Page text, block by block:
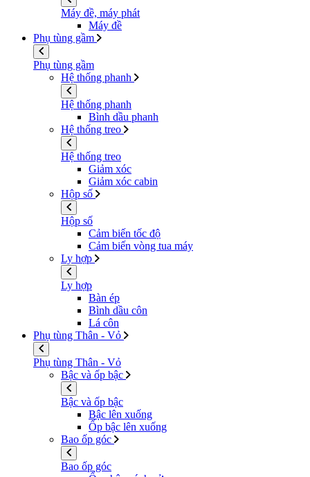
Máy đề, máy phát
Máy đề
Phụ tùng gầm
Phụ tùng gầm
Hệ thống phanh
Hệ thống phanh
Bình dầu phanh
Hệ thống treo
Hệ thống treo
Giảm xóc
Giảm xóc cabin
Hộp số
Hộp số
Cảm biến tốc độ
Cảm biến vòng tua máy
Ly hợp
Ly hợp
Bàn ép
Bình dầu côn
Lá côn
Phụ tùng Thân - Vỏ
Phụ tùng Thân - Vỏ
Bậc và ốp bậc
Bậc và ốp bậc
Bậc lên xuống
Ốp bậc lên xuống
Bao ốp góc
Bao ốp góc